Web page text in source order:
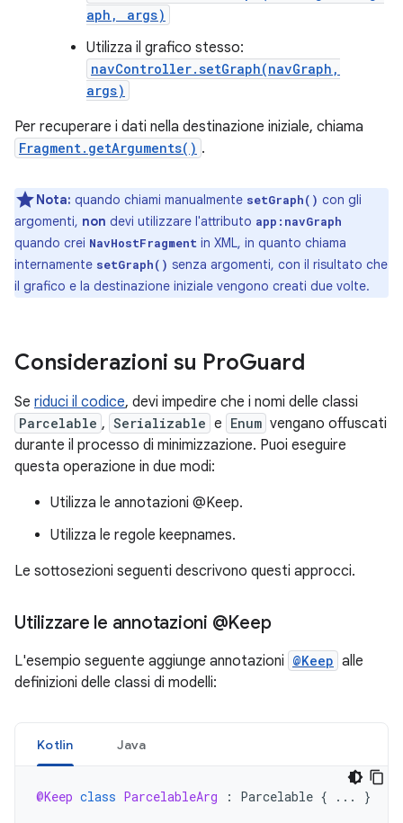
aph, args)
Utilizza il grafico stesso:
navController.setGraph(navGraph,
args)
Per recuperare i dati nella destinazione iniziale, chiama
Fragment.getArguments() .
Nota: quando chiami manualmente setGraph() con gli
argomenti, non devi utilizzare l'attributo app:navGraph
quando crei NavHostFragment in XML, in quanto chiama
internamente setGraph() senza argomenti, con il risultato che
il grafico e la destinazione iniziale vengono creati due volte.
Considerazioni su ProGuard
Se riduci il codice, devi impedire che i nomi delle classi
Parcelable , Serializable e Enum vengano offuscati
durante il processo di minimizzazione. Puoi eseguire
questa operazione in due modi:
Utilizza le annotazioni @Keep.
Utilizza le regole keepnames.
Le sottosezioni seguenti descrivono questi approcci.
Utilizzare le annotazioni @Keep
L'esempio seguente aggiunge annotazioni @Keep alle
definizioni delle classi di modelli:
Kotlin Java
@Keep class ParcelableArg : Parcelable { ... }